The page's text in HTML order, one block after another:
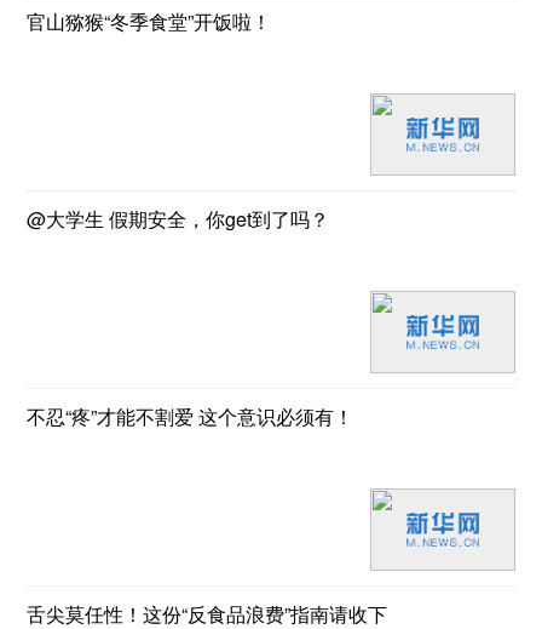
官山猕猴“冬季食堂”开饭啦！
@大学生 假期安全，你get到了吗？
不忍“疼”才能不割爱 这个意识必须有！
舌尖莫任性！这份“反食品浪费”指南请收下